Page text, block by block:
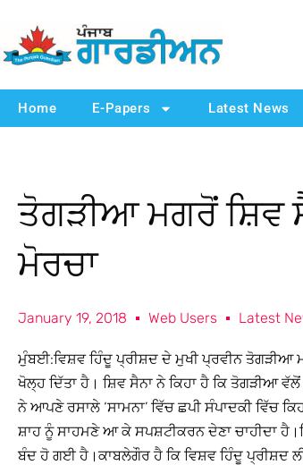
Home E-Papers Latest News
ਤੋਗੜੀਆ ਮਗਰੋਂ ਸ਼ਿਵ
ਮੋਰਚਾ
January 19, 2018 Web Users Latest
ਮੁੰਬਈ:ਵਿਸ਼ਵ ਹਿੰਦੂ ਪ੍ਰੀਸ਼ਦ ਦੇ ਮੁਖੀ ਪ੍ਰਵੀਨ ਤੋਗੜੀਆ
ਖੋਲ੍ਹ ਦਿੱਤਾ ਹੈ। ਸ਼ਿਵ ਸੈਨਾ ਨੇ ਕਿਹਾ ਹੈ ਕਿ ਤੋਗੜੀਆ
ਨੇ ਆਪਣੇ ਰਸਾਲੇ ‘ਸਾਮਨਾ’ ਵਿੱਚ ਛਪੀ ਸੰਪਾਦਕੀ ਵਿੱਚ
ਸ਼ਾਹ ਨੂੰ ਸਾਹਮਣੇ ਆ ਕੇ ਸਪਸ਼ਟੀਕਰਨ ਦੇਣਾ ਚਾਹੀਦਾ
ਬੰਦ ਹੋ ਗਈ ਹੈ।ਕਾਬਲੇਗੌਰ ਹੈ ਕਿ ਵਿਸ਼ਵ ਹਿੰਦੂ ਪ੍ਰੀਸ਼ਦ